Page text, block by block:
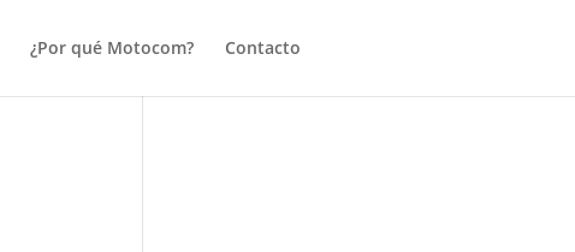
¿Por qué Motocom? Contacto